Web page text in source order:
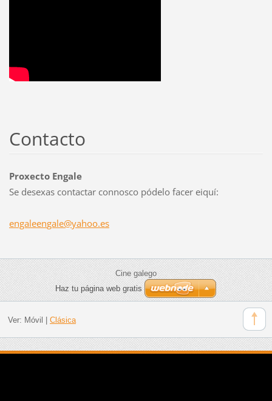
Contacto
Proxecto Engale
Se desexas contactar connosco pódelo facer eiquí:
engaleengale@yahoo.es
Cine galego
Haz tu página web gratis
Ver: Móvil Clásica